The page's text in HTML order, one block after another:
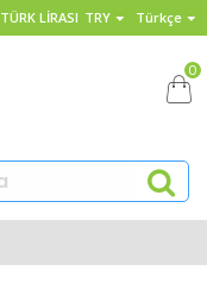
TÜRK LIRASI TRY Türkçe
0